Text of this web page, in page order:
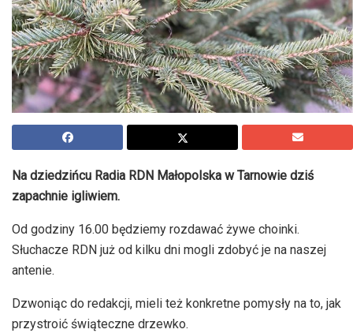
Na dziedzińcu Radia RDN Małopolska w Tarnowie dziś
zapachnie igliwiem.
Od godziny 16.00 będziemy rozdawać żywe choinki.
Słuchacze RDN już od kilku dni mogli zdobyć je na naszej
antenie.
Dzwoniąc do redakcji, mieli też konkretne pomysły na to, jak
przystroić świąteczne drzewko.